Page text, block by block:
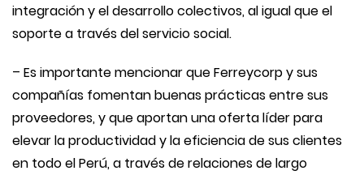
integración y el desarrollo colectivos, al igual que el
soporte a través del servicio social.
– Es importante mencionar que Ferreycorp y sus
compañías fomentan buenas prácticas entre sus
proveedores, y que aportan una oferta líder para
elevar la productividad y la eficiencia de sus clientes
en todo el Perú, a través de relaciones de largo